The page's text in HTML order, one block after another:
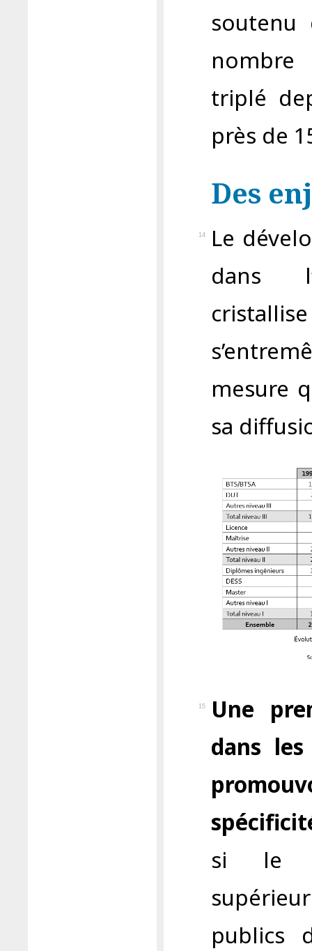
soutenu
nombre
triplé
près de
Des
14
Le
dans
mesure
sa
15
Une
dans
si le
publics